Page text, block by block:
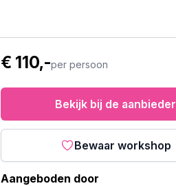
€ 110,-per persoon
Bekijk bij de aanbieder
Bewaar workshop
Aangeboden door